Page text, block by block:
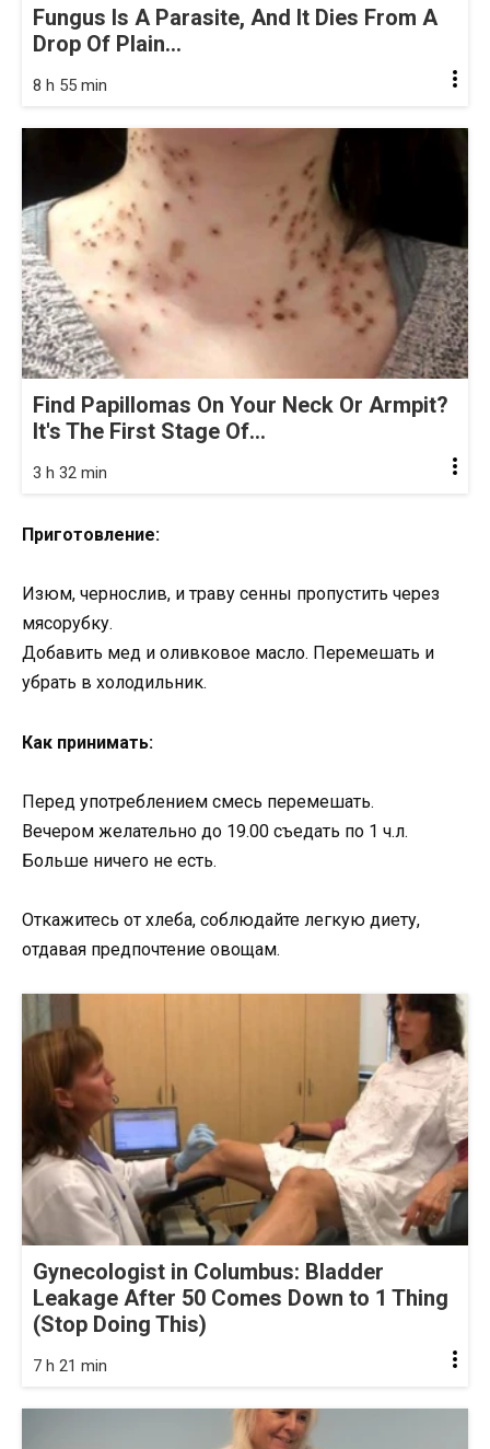
Fungus Is A Parasite, And It Dies From A
Drop Of Plain...
8 h 55 min
Find Papillomas On Your Neck Or Armpit?
It's The First Stage Of...
3 h 32 min
Приготовление:
Изюм, чернослив, и траву сенны пропустить через
мясорубку.
Добавить мед и оливковое масло. Перемешать и
убрать в холодильник.
Как принимать:
Перед употреблением смесь перемешать.
Вечером желательно до 19.00 съедать по 1 ч.л.
Больше ничего не есть.
Откажитесь от хлеба, соблюдайте легкую диету,
отдавая предпочтение овощам.
Gynecologist in Columbus: Bladder
Leakage After 50 Comes Down to 1 Thing
(Stop Doing This)
7 h 21 min